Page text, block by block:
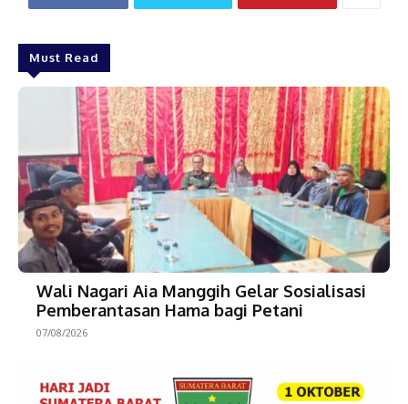
Must Read
Wali Nagari Aia Manggih Gelar Sosialisasi
Pemberantasan Hama bagi Petani
07/08/2026